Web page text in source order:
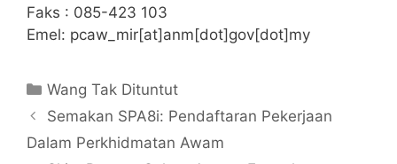
Faks : 085-423 103
Emel: pcaw_mir[at]anm[dot]gov[dot]my
Categories
Wang Tak Dituntut
Semakan SPA8i: Pendaftaran Pekerjaan
Dalam Perkhidmatan Awam